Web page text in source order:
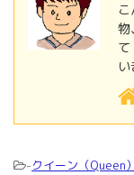
物
-クイーン（Queen）